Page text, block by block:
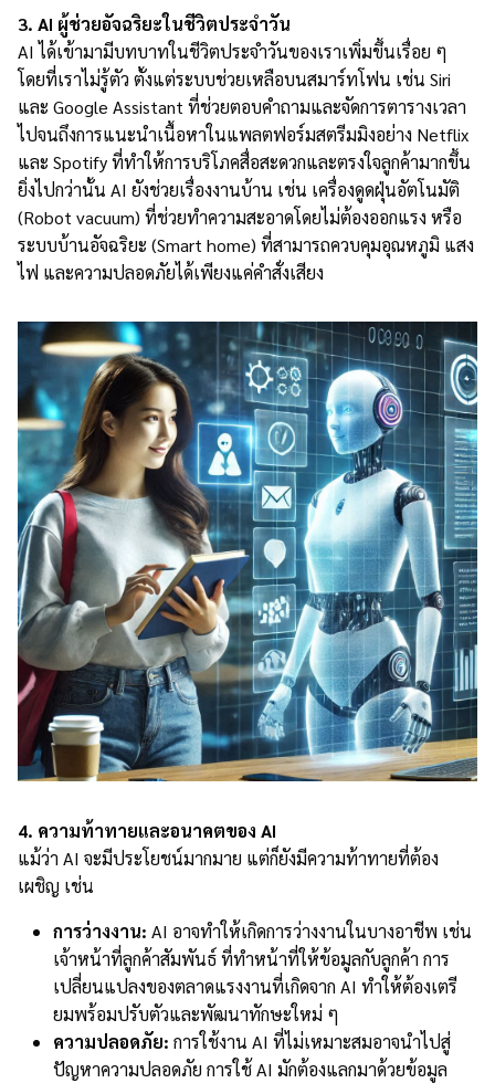
3. AI ผู้ช่วยอัจฉริยะในชีวิตประจำวัน
AI ได้เข้ามามีบทบาทในชีวิตประจำวันของเราเพิ่มขึ้นเรื่อย ๆ
โดยที่เราไม่รู้ตัว ตั้งแต่ระบบช่วยเหลือบนสมาร์ทโฟน เช่น Siri
และ Google Assistant ที่ช่วยตอบคำถามและจัดการตารางเวลา
ไปจนถึงการแนะนำเนื้อหาในแพลตฟอร์มสตรีมมิงอย่าง Netflix
และ Spotify ที่ทำให้การบริโภคสื่อสะดวกและตรงใจลูกค้ามากขึ้น
ยิ่งไปกว่านั้น AI ยังช่วยเรื่องงานบ้าน เช่น เครื่องดูดฝุ่นอัตโนมัติ
(Robot vacuum) ที่ช่วยทำความสะอาดโดยไม่ต้องออกแรง หรือ
ระบบบ้านอัจฉริยะ (Smart home) ที่สามารถควบคุมอุณหภูมิ แสง
ไฟ และความปลอดภัยได้เพียงแค่คำสั่งเสียง
4. ความท้าทายและอนาคตของ AI
แม้ว่า AI จะมีประโยชน์มากมาย แต่ก็ยังมีความท้าทายที่ต้อง
เผชิญ เช่น
การว่างงาน: AI อาจทำให้เกิดการว่างงานในบางอาชีพ เช่น
เจ้าหน้าที่ลูกค้าสัมพันธ์ ที่ทำหน้าที่ให้ข้อมูลกับลูกค้า การ
เปลี่ยนแปลงของตลาดแรงงานที่เกิดจาก AI ทำให้ต้องเตรี
ยมพร้อมปรับตัวและพัฒนาทักษะใหม่ ๆ
ความปลอดภัย: การใช้งาน AI ที่ไม่เหมาะสมอาจนำไปสู่
ปัญหาความปลอดภัย การใช้ AI มักต้องแลกมาด้วยข้อมูล